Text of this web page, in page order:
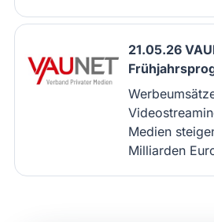
21.05.26
Medien
Milliarden